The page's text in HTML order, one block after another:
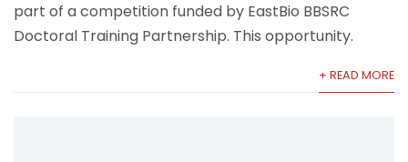
part of a competition funded by EastBio BBSRC
Doctoral Training Partnership. This opportunity.
+ READ MORE